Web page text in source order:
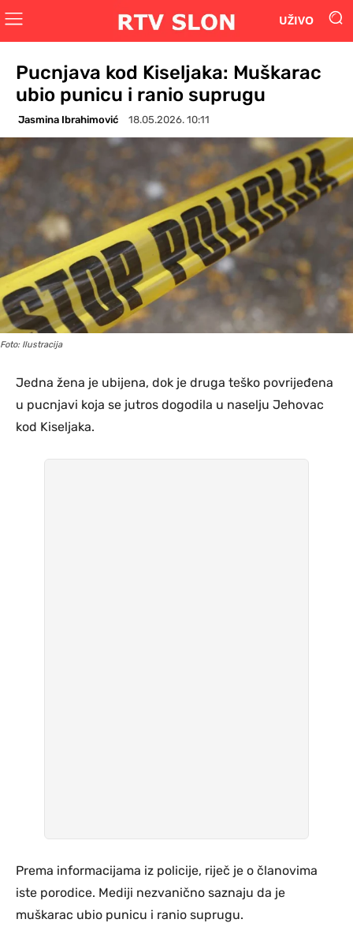
UŽIVO
Pucnjava kod Kiseljaka: Muškarac
ubio punicu i ranio suprugu
Jasmina Ibrahimović 18.05.2026. 10:11
Foto: Ilustracija
Jedna žena je ubijena, dok je druga teško povrijeđena
u pucnjavi koja se jutros dogodila u naselju Jehovac
kod Kiseljaka.
Prema informacijama iz policije, riječ je o članovima
iste porodice. Mediji nezvanično saznaju da je
muškarac ubio punicu i ranio suprugu.